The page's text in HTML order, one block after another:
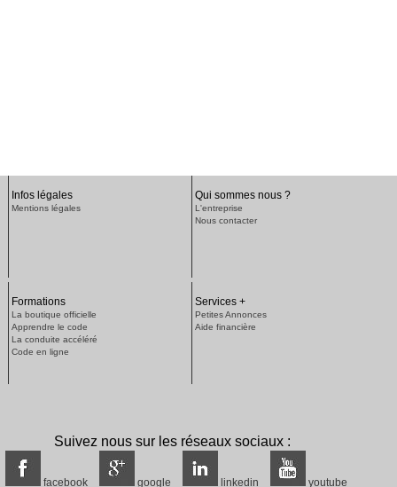
Infos légales
Mentions légales
Qui sommes nous ?
L'entreprise
Nous contacter
Formations
La boutique officielle
Apprendre le code
La conduite accéléré
Code en ligne
Services +
Petites Annonces
Aide financière
Suivez nous sur les réseaux sociaux :
facebook google linkedin youtube